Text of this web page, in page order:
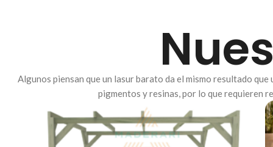
Algunos piensan que un lasur barato da el mismo resultado
pigmentos y resinas, por lo que requieren